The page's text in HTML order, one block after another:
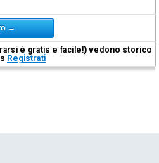
→
è gratis e facile!) vedono storico
Registrati